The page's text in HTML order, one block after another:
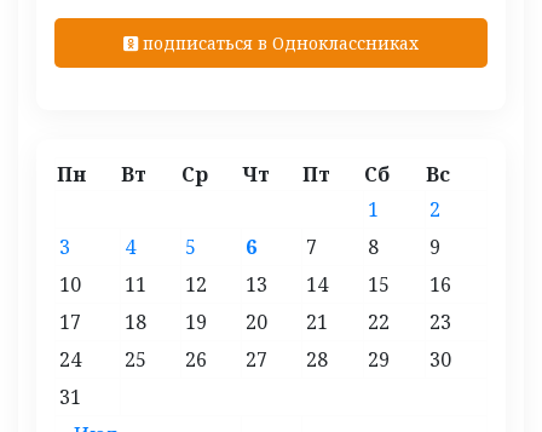
подписаться в Одноклассниках
Пн Вт Ср Чт Пт Сб Вс
1
2
3
4 5 6 7 8
9
10
11 12 13 14 15
16
17
18 19 20 21 22
23
24
25 26 27 28 29
30
31